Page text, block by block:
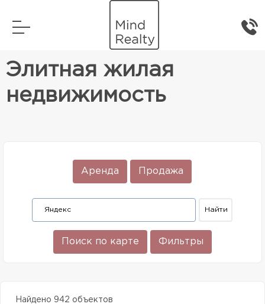
Элитная жилая недвижимость
Элитная жилая
недвижимость
Аренда Продажа
Поиск по карте Фильтры
Найдено 942 объектов